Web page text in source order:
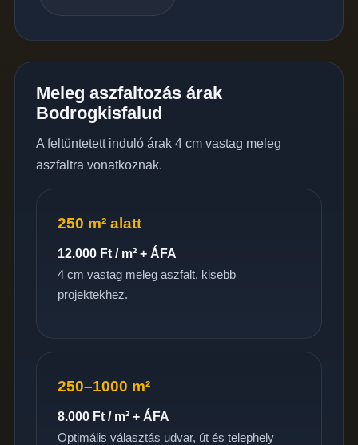
Meleg aszfaltozás árak
Bodrogkisfalud
A feltüntetett induló árak 4 cm vastag meleg
aszfaltra vonatkoznak.
250 m² alatt
12.000 Ft / m² + ÁFA
4 cm vastag meleg aszfalt, kisebb
projektekhez.
250–1000 m²
8.000 Ft / m² + ÁFA
Optimális választás udvar, út és telephely